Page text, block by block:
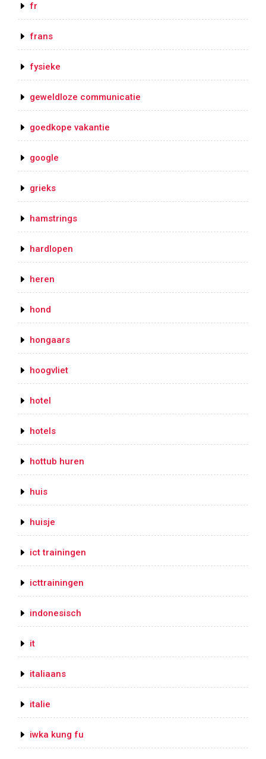
fr
frans
fysieke
geweldloze communicatie
goedkope vakantie
google
grieks
hamstrings
hardlopen
heren
hond
hongaars
hoogvliet
hotel
hotels
hottub huren
huis
huisje
ict trainingen
icttrainingen
indonesisch
it
italiaans
italie
iwka kung fu